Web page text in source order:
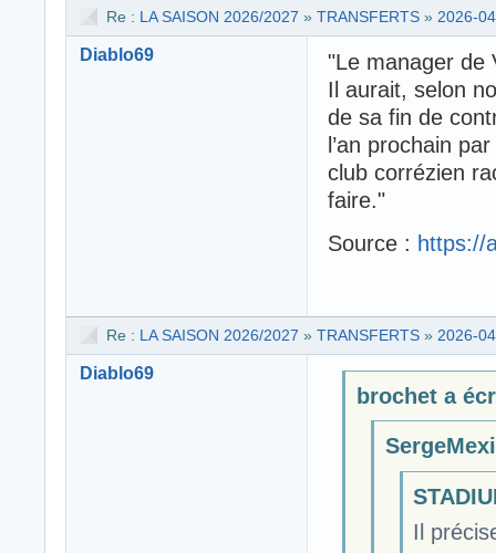
Re : LA SAISON 2026/2027 » TRANSFERTS » 2026-
Diablo69
"Le manager de
Il aurait, selon
de sa fin de
l’an prochain
club corrézien
faire."
Source : https://
Re : LA SAISON 2026/2027 » TRANSFERTS » 2026-
Diablo69
brochet a
Il